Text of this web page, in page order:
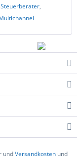
Steuerberater,
undVersandkostenund